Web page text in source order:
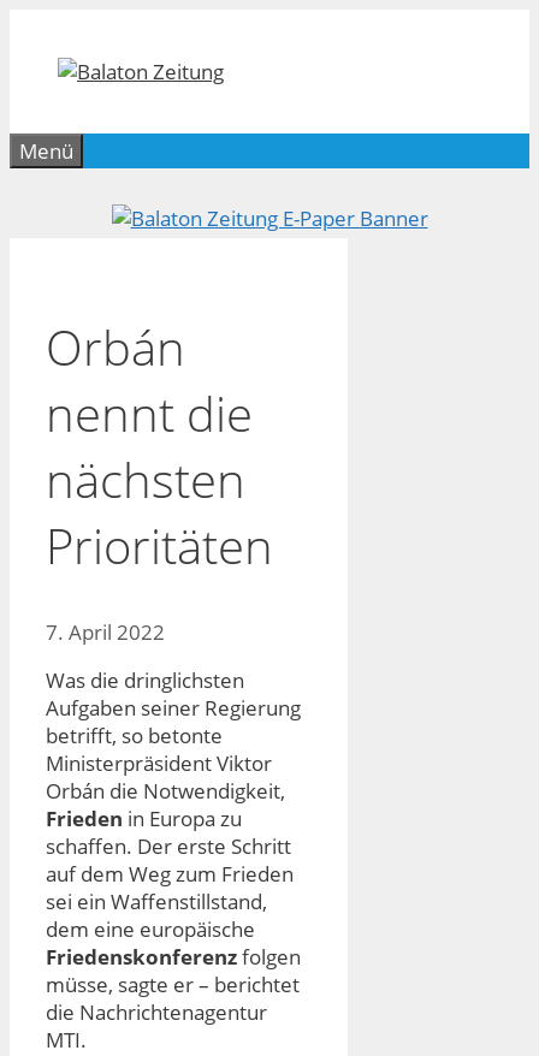
springen
Menü
Orbán
nennt die
nächsten
Prioritäten
7. April 2022
Was die dringlichsten
Aufgaben seiner Regierung
betrifft, so betonte
Ministerpräsident Viktor
Orbán die Notwendigkeit,
Frieden in Europa zu
schaffen. Der erste Schritt
auf dem Weg zum Frieden
sei ein Waffenstillstand,
dem eine europäische
Friedenskonferenzfolgen
müsse, sagte er – berichtet
die Nachrichtenagentur
MTI.